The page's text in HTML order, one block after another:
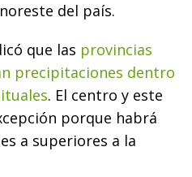
del país.
que las provincias
precipitaciones dentro
. El centro y este
porque habrá
a superiores a la